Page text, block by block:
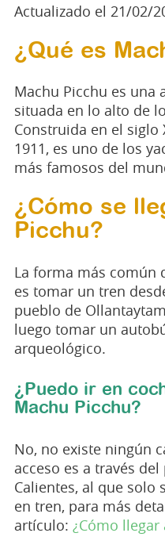
Actualizado el 21/02/
¿Qué es
Machu Picchu es una
situada en lo alto de
Construida en el siglo
1911, es uno de los
más famosos del
¿Cómo se
Picchu?
La forma más común
es tomar un tren
pueblo de
luego tomar un
arqueológico.
¿Puedo ir en
Machu Picchu?
No, no existe ningún
acceso es a través
Calientes, al que solo
en tren, para más
artículo: ¿Cómo llegar